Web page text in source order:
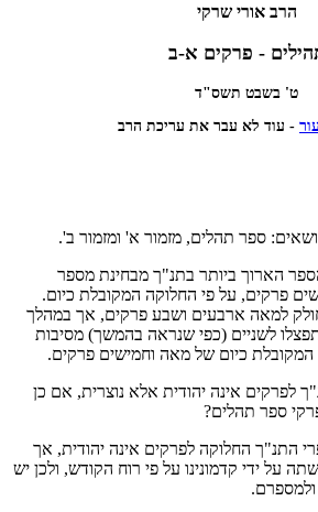
הרב אורי שרקי
- פרקים א-ב
ט' בשבט תשס"ד
- עוד לא עבר את עריכת הרב
ספר תהלים, מזמור א' ומזמור ב'.
הארוך ביותר בתנ"ך מבחינת מספר
פרקים, על פי החלוקה המקובלת כיום.
למאה ארבעים ושבע פרקים, אך במהלך
לשניים (כפי שנראה בהמשך) מסיבות
המקובלת כיום של מאה וחמישים פרקים.
לפרקים אינה יהודית אלא נוצרית, אם כן
ספר תהלים?
התנ"ך החלוקה לפרקים אינה יהודית, אך
על ידי קדמונינו על פי רוח הקודש, ולכן יש